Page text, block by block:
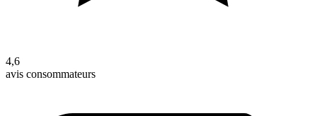
4,6
avis consommateurs